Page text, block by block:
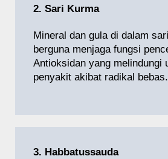
2. Sari Kurma
Mineral dan gula di dalam
berguna menjaga fungsi
Antioksidan yang melindungi
penyakit akibat radikal bebas.
3. Habbatussauda